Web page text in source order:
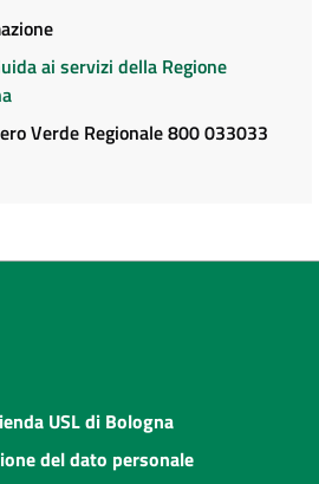
ai servizi della Regione
Verde Regionale 800 033033
USL di Bologna
del dato personale